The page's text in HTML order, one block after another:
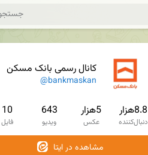
کانال رسمی بانک مسکن
@bankmaskan
8.8هزار
دنبال‌کننده
5هزار
عکس
643
ویدیو
10
فایل
مشاهده در ایتا